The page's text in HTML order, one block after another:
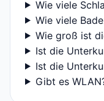
Wie viele
Wie viele
Wie groß ist
Ist die
Ist die
Gibt es